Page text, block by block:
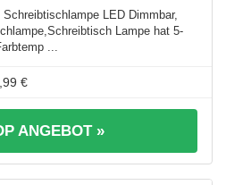
LED Dimmbar,
Lampe hat 5-
...
€
ANGEBOT »